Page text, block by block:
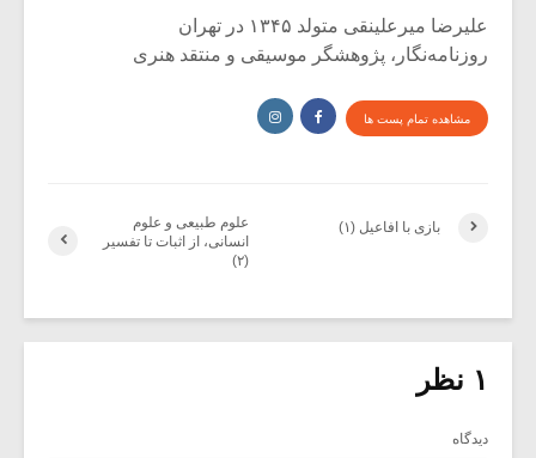
علیرضا میرعلینقی متولد ۱۳۴۵ در تهران
روزنامه‌نگار، پژوهشگر موسیقی و منتقد هنری
مشاهده تمام پست ها
علوم طبیعی و علوم
انسانی، از اثبات تا تفسیر
(۲)
بازی با افاعیل (۱)
۱ نظر
دیدگاه